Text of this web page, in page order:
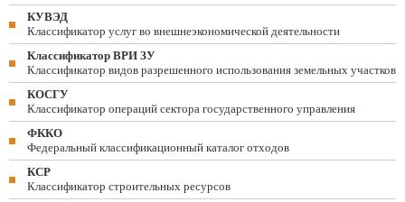
КУВЭД
Классификатор услуг во внешнеэкономической деятельности
Классификатор ВРИ ЗУ
Классификатор видов разрешенного использования земельных участков
КОСГУ
Классификатор операций сектора государственного управления
ФККО
Федеральный классификационный каталог отходов
КСР
Классификатор строительных ресурсов